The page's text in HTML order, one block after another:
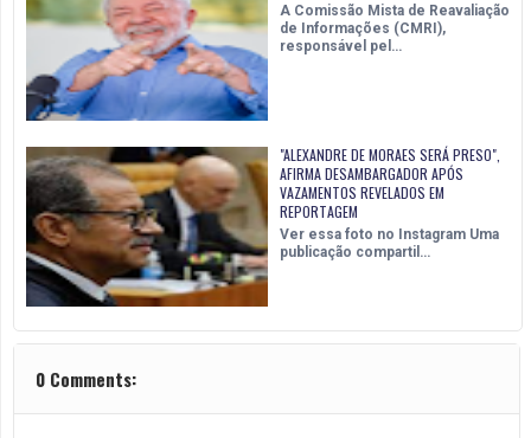
A Comissão Mista de Reavaliação
de Informações (CMRI),
responsável pel…
"ALEXANDRE DE MORAES SERÁ PRESO",
AFIRMA DESAMBARGADOR APÓS
VAZAMENTOS REVELADOS EM
REPORTAGEM
Ver essa foto no Instagram Uma
publicação compartil…
0 Comments: